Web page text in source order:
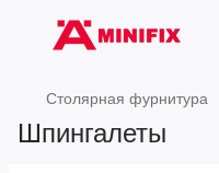
Столярная фурнитура
Шпингалеты